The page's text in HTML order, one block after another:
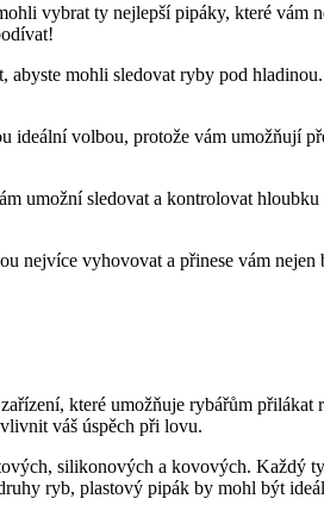
vybrat ty​ nejlepší pipáky, které vám
abyste mohli sledovat ryby pod
volbou, protože vám umožňují
umožní sledovat a kontrolovat
nejvíce vyhovovat a přinese vám nejen
⁣které umožňuje ‍rybářům
váš úspěch při lovu.
‌silikonových a kovových.⁤ Každý
ryb, plastový pipák by mohl být